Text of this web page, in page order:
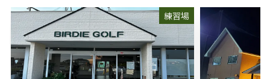
練習場